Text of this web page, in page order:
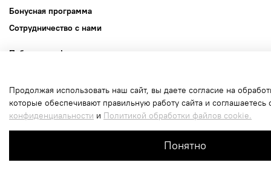
В корзину
Бонусная программа
Сотрудничество с нами
Публичная оферта
Политика конфиденциальности
Политика обработки файлов cookie
Продолжая использовать наш сайт, вы даете согласие на
которые обеспечивают правильную работу сайта и соглашаетесь
конфиденциальности и Политикой обработки файлов cookie.
Понятно